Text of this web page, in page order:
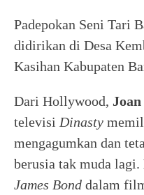
Padepokan Seni Tari
didirikan di Desa
Kasihan Kabupaten
Dari Hollywood,
televisi Dinasty
mengagumkan dan
berusia tak muda lagi.
James Bond dalam